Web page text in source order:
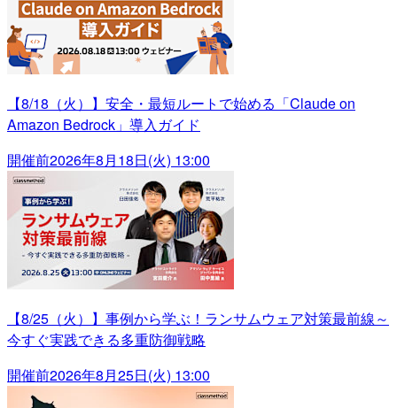
【8/18（火）】安全・最短ルートで始める「Claude on
Amazon Bedrock」導入ガイド
開催前2026年8月18日(火) 13:00
【8/25（火）】事例から学ぶ！ランサムウェア対策最前線～
今すぐ実践できる多重防御戦略
開催前2026年8月25日(火) 13:00